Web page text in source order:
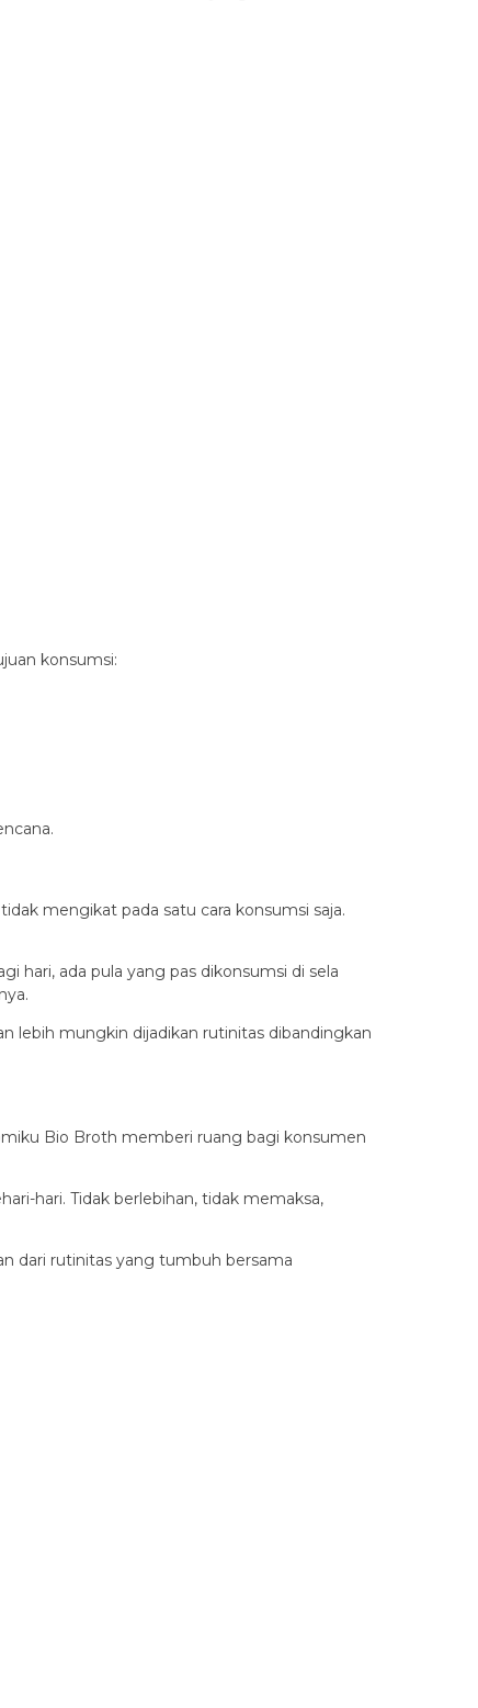
konsumsi:
mengikat pada satu cara konsumsi saja.
hari, ada pula yang pas dikonsumsi di sela
lebih mungkin dijadikan rutinitas dibandingkan
Bio Broth memberi ruang bagi konsumen
hari. Tidak berlebihan, tidak memaksa,
dari rutinitas yang tumbuh bersama